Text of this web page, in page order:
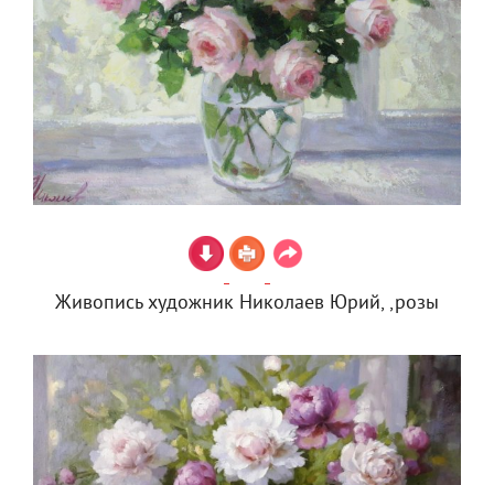
Живопись художник Николаев Юрий, ,розы